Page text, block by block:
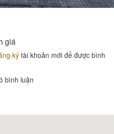
giá
ký tài khoản mới để được bình
bình luận